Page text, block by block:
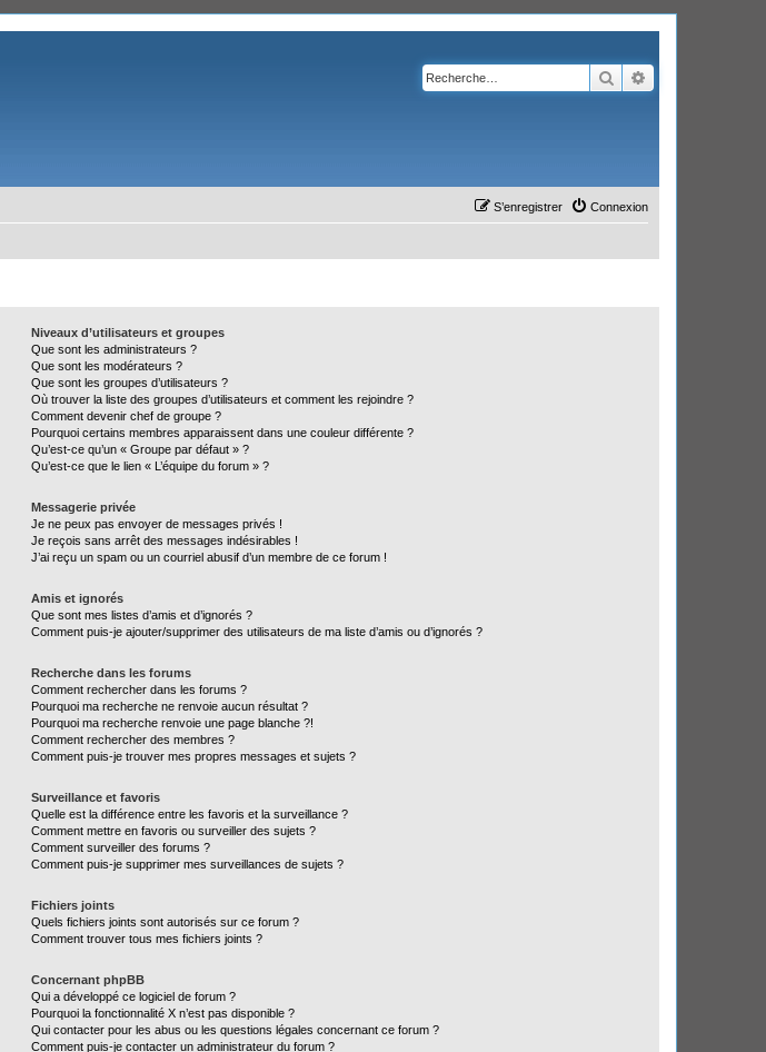
Rechercher
Connexion
S’enregistrer
Niveaux d’utilisateurs et groupes
Que sont les administrateurs ?
Que sont les modérateurs ?
Que sont les groupes d’utilisateurs ?
Où trouver la liste des groupes d’utilisateurs et comment les rejoindre ?
Comment devenir chef de groupe ?
Pourquoi certains membres apparaissent dans une couleur différente ?
Qu’est-ce qu’un « Groupe par défaut » ?
Qu’est-ce que le lien « L’équipe du forum » ?
Messagerie privée
Je ne peux pas envoyer de messages privés !
Je reçois sans arrêt des messages indésirables !
J’ai reçu un spam ou un courriel abusif d’un membre de ce forum !
Amis et ignorés
Que sont mes listes d’amis et d’ignorés ?
Comment puis-je ajouter/supprimer des utilisateurs de ma liste d’amis ou d’ignorés ?
Recherche dans les forums
Comment rechercher dans les forums ?
Pourquoi ma recherche ne renvoie aucun résultat ?
Pourquoi ma recherche renvoie une page blanche ?!
Comment rechercher des membres ?
Comment puis-je trouver mes propres messages et sujets ?
Surveillance et favoris
Quelle est la différence entre les favoris et la surveillance ?
Comment mettre en favoris ou surveiller des sujets ?
Comment surveiller des forums ?
Comment puis-je supprimer mes surveillances de sujets ?
Fichiers joints
Quels fichiers joints sont autorisés sur ce forum ?
Comment trouver tous mes fichiers joints ?
Concernant phpBB
Qui a développé ce logiciel de forum ?
Pourquoi la fonctionnalité X n’est pas disponible ?
Qui contacter pour les abus ou les questions légales concernant ce forum ?
Comment puis-je contacter un administrateur du forum ?